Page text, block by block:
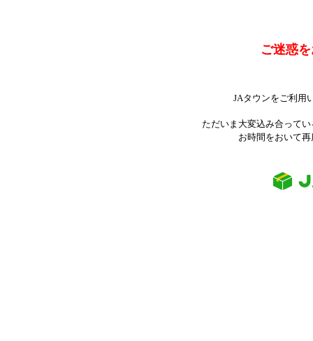
ご迷惑
JAタウンをご利用
ただいま大変込み合って
お時間をおいて